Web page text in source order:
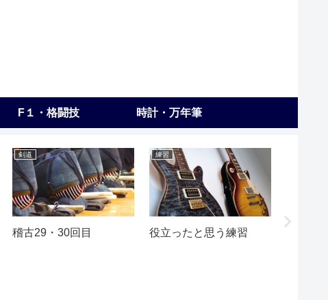
F１・格闘技 時計・万年筆
剣道
稽古29・30回目
練習
役立ったと思う練習